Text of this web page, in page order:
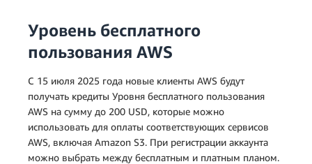
Уровень бесплатного
пользования AWS
С 15 июля 2025 года новые клиенты AWS будут
получать кредиты Уровня бесплатного пользования
AWS на сумму до 200 USD, которые можно
использовать для оплаты соответствующих сервисов
AWS, включая Amazon S3. При регистрации аккаунта
можно выбрать между бесплатным и платным планом.